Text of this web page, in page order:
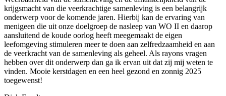
krijgsmacht van die veerkrachtige samenleving is een belangrijk
onderwerp voor de komende jaren. Hierbij kan de ervaring van
menigeen die uit onze doelgroep de nasleep van WO II en daarop
aansluitend de koude oorlog heeft meegemaakt de eigen
leefomgeving stimuleren meer te doen aan zelfredzaamheid en aan
de veerkracht van de samenleving als geheel. Als rayons vragen
hebben over dit onderwerp dan ga ik ervan uit dat zij mij weten te
vinden. Mooie kerstdagen en een heel gezond en zonnig 2025
toegewenst!